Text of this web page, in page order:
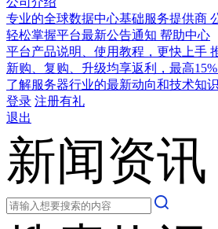
专业的全球数据中心基础服务提供商
轻松掌握平台最新公告通知 帮助中心
平台产品说明、使用教程，更快上手
新购、复购、升级均享返利，最高15%
了解服务器行业的最新动向和技术知识
登录 注册有礼
退出
新闻资讯